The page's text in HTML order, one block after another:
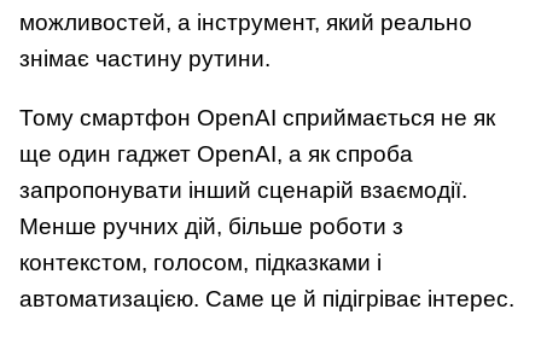
можливостей, а інструмент, який реально
знімає частину рутини.
Тому смартфон OpenAI сприймається не як
ще один гаджет OpenAI, а як спроба
запропонувати інший сценарій взаємодії.
Менше ручних дій, більше роботи з
контекстом, голосом, підказками і
автоматизацією. Саме це й підігріває інтерес.